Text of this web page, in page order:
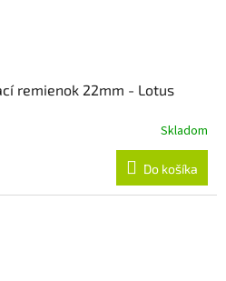
remienok 22mm - Lotus
Skladom
Do košíka